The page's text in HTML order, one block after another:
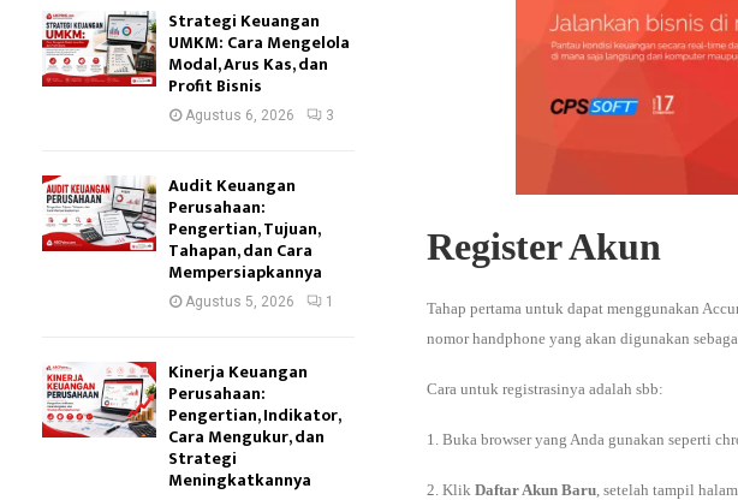
Register Akun
Tahap pertama untuk dapat menggunakan
nomor handphone yang akan digunakan
Cara untuk registrasinya adalah sbb:
1. Buka browser yang Anda gunakan seperti
2. Klik Daftar Akun Baru , setelah tampil
Strategi Keuangan
UMKM: Cara Mengelola
Modal, Arus Kas, dan
Profit Bisnis
Agustus 6, 2026 3
Audit Keuangan
Perusahaan:
Pengertian, Tujuan,
Tahapan, dan Cara
Mempersiapkannya
Agustus 5, 2026 1
Kinerja Keuangan
Perusahaan:
Pengertian, Indikator,
Cara Mengukur, dan
Strategi
Meningkatkannya